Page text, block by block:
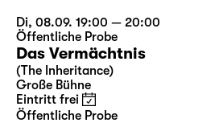
Di, 08.09. 19:00 — 20:00
Öffentliche Probe
Das Vermächtnis
(The Inheritance)
Große Bühne
Eintritt frei
Öffentliche Probe